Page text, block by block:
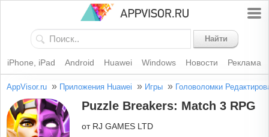
Найти
iPhone, iPad Android Huawei Windows Новости Реклама
AppVisor.ru » Приложения Huawei » Игры » Головоломки
Puzzle Breakers: Match 3 RPG
от RJ GAMES LTD